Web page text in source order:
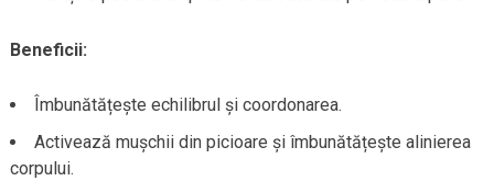
Beneficii:
Îmbunătățește echilibrul și coordonarea.
Activează mușchii din picioare și îmbunătățește alinierea
corpului.